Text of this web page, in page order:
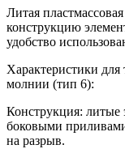
Литая
конструкцию
удобство
Характеристики для
молнии (тип 6):
Конструкция: литые
боковыми
на разрыв.